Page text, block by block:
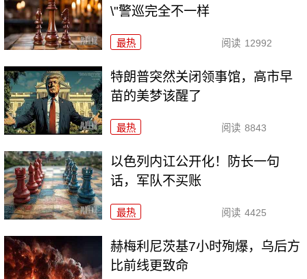
\"警巡完全不一样
最热 阅读 12992
特朗普突然关闭领事馆，高市早
苗的美梦该醒了
最热 阅读 8843
以色列内讧公开化！防长一句
话，军队不买账
最热 阅读 4425
赫梅利尼茨基7小时殉爆，乌后方
比前线更致命